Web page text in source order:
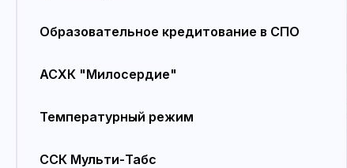
Образовательное кредитование в СПО
АСХК "Милосердие"
Температурный режим
ССК Мульти-Табс